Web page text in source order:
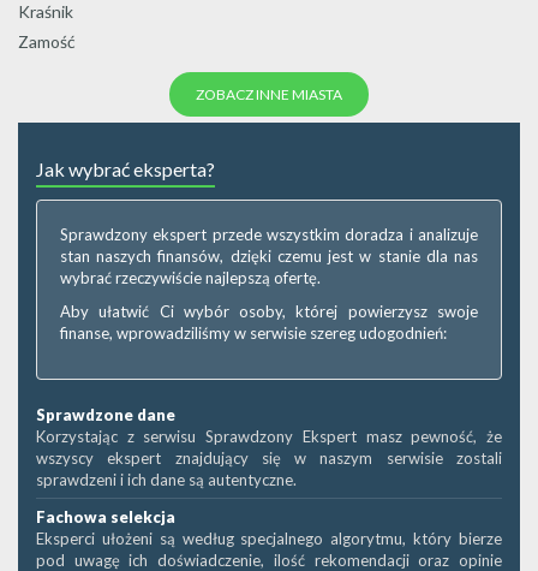
Kraśnik
Zamość
ZOBACZ INNE MIASTA
Jak wybrać eksperta?
Sprawdzony ekspert przede wszystkim doradza i analizuje
stan naszych finansów, dzięki czemu jest w stanie dla nas
wybrać rzeczywiście najlepszą ofertę.
Aby ułatwić Ci wybór osoby, której powierzysz swoje
finanse, wprowadziliśmy w serwisie szereg udogodnień:
Sprawdzone dane
Korzystając z serwisu Sprawdzony Ekspert masz pewność, że
wszyscy ekspert znajdujący się w naszym serwisie zostali
sprawdzeni i ich dane są autentyczne.
Fachowa selekcja
Eksperci ułożeni są według specjalnego algorytmu, który bierze
pod uwagę ich doświadczenie, ilość rekomendacji oraz opinie